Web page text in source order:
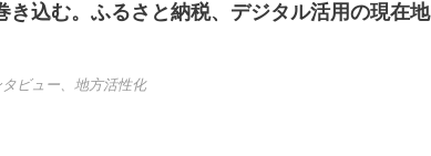
き込む。ふるさと納税、デジタル活用の現在地
タビュー、 地方活性化